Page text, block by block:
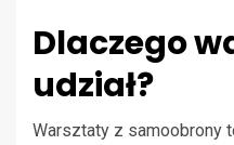
Dlaczego
udział?
Warsztaty z samoobrony